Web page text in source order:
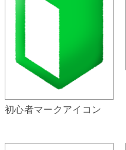
初心者マークアイコン